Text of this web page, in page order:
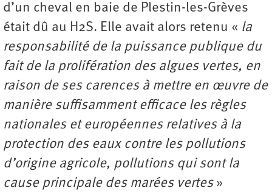
d’un cheval en baie de Plestin-les-Grèves
était dû au H2S. Elle avait alors retenu « la
responsabilité de la puissance publique du
fait de la prolifération des algues vertes, en
raison de ses carences à mettre en œuvre de
manière suffisamment efficace les règles
nationales et européennes relatives à la
protection des eaux contre les pollutions
d’origine agricole, pollutions qui sont la
cause principale des marées vertes»